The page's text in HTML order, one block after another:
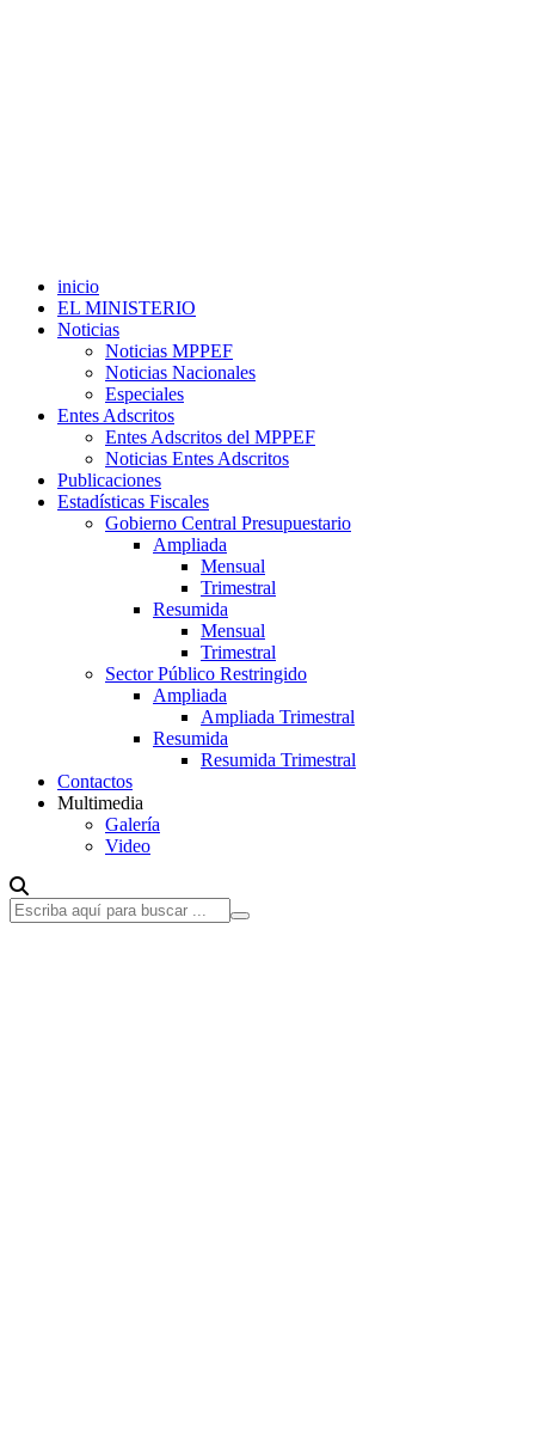
inicio
EL MINISTERIO
Noticias
Noticias MPPEF
Noticias Nacionales
Especiales
Entes Adscritos
Entes Adscritos del MPPEF
Noticias Entes Adscritos
Publicaciones
Estadísticas Fiscales
Gobierno Central Presupuestario
Ampliada
Mensual
Trimestral
Resumida
Mensual
Trimestral
Sector Público Restringido
Ampliada
Ampliada Trimestral
Resumida
Resumida Trimestral
Contactos
Multimedia
Galería
Video